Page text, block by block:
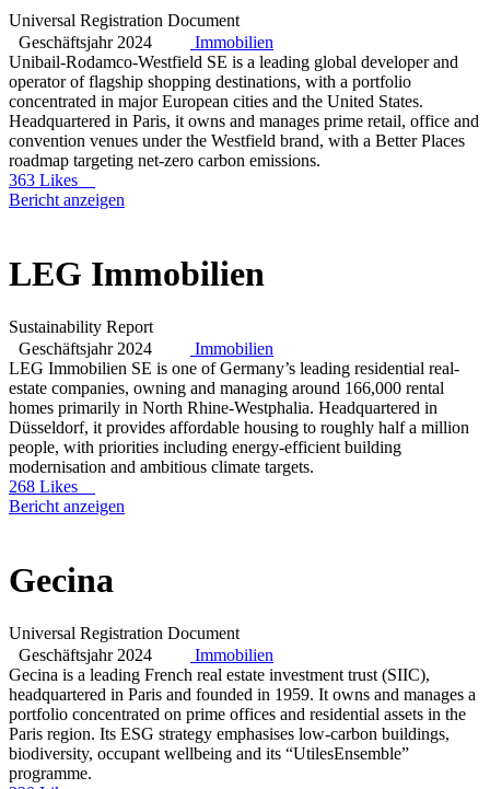
Universal Registration Document
Geschäftsjahr 2024
Immobilien
Unibail-Rodamco-Westfield SE is a leading global developer and
operator of flagship shopping destinations, with a portfolio
concentrated in major European cities and the United States.
Headquartered in Paris, it owns and manages prime retail, office and
convention venues under the Westfield brand, with a Better Places
roadmap targeting net-zero carbon emissions.
363 Likes
Bericht anzeigen
LEG Immobilien
Sustainability Report
Geschäftsjahr 2024
Immobilien
LEG Immobilien SE is one of Germany’s leading residential real-
estate companies, owning and managing around 166,000 rental
homes primarily in North Rhine-Westphalia. Headquartered in
Düsseldorf, it provides affordable housing to roughly half a million
people, with priorities including energy-efficient building
modernisation and ambitious climate targets.
268 Likes
Bericht anzeigen
Gecina
Universal Registration Document
Geschäftsjahr 2024
Immobilien
Gecina is a leading French real estate investment trust (SIIC),
headquartered in Paris and founded in 1959. It owns and manages a
portfolio concentrated on prime offices and residential assets in the
Paris region. Its ESG strategy emphasises low-carbon buildings,
biodiversity, occupant wellbeing and its “UtilesEnsemble”
programme.